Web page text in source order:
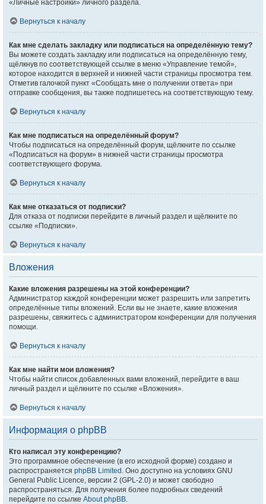
«Личные настройки» личного раздела.
Вернуться к началу
Как мне сделать закладку или подписаться на определённую тему?
Вы можете создать закладку или подписаться на определённую тему,
щёлкнув по соответствующей ссылке в меню «Управление темой»,
которое находится в верхней и нижней части страницы просмотра тем.
Отметив галочкой пункт «Сообщать мне о получении ответа» при
отправке сообщения, вы также подпишетесь на соответствующую тему.
Вернуться к началу
Как мне подписаться на определённый форум?
Чтобы подписаться на определённый форум, щёлкните по ссылке
«Подписаться на форум» в нижней части страницы просмотра
соответствующего форума.
Вернуться к началу
Как мне отказаться от подписки?
Для отказа от подписки перейдите в личный раздел и щёлкните по
ссылке «Подписки».
Вернуться к началу
Вложения
Какие вложения разрешены на этой конференции?
Администратор каждой конференции может разрешить или запретить
определённые типы вложений. Если вы не знаете, какие вложения
разрешены, свяжитесь с администратором конференции для получения
помощи.
Вернуться к началу
Как мне найти мои вложения?
Чтобы найти список добавленных вами вложений, перейдите в ваш
личный раздел и щёлкните по ссылке «Вложения».
Вернуться к началу
Информация о phpBB
Кто написал эту конференцию?
Это программное обеспечение (в его исходной форме) создано и
распространяется phpBB Limited . Оно доступно на условиях GNU
General Public Licence, версии 2 (GPL-2.0) и может свободно
распространяться. Для получения более подробных сведений
перейдите по ссылке About phpBB.